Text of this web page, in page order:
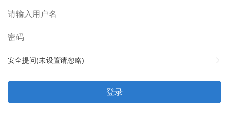
安全提问(未设置请忽略)
登录